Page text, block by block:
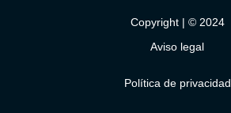
Copyright | © 2024
Aviso legal
Política de privacidad